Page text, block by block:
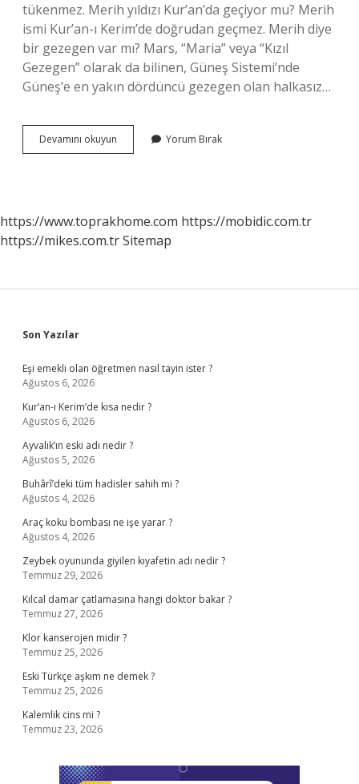
tükenmez. Merih yıldızı Kur’an’da geçiyor mu? Merih
ismi Kur’an-ı Kerim’de doğrudan geçmez. Merih diye
bir gezegen var mı? Mars, “Maria” veya “Kızıl
Gezegen” olarak da bilinen, Güneş Sistemi’nde
Güneş’e en yakın dördüncü gezegen olan halkasız…
Devamını okuyun
Yıldızı
Yorum Bırak
https://www.toprakhome.com https://mobidic.com.tr
https://mikes.com.trSitemap
Sidebar
Son Yazılar
Eşi emekli olan öğretmen nasıl tayin ister ?
Ağustos 6, 2026
Kur’an-ı Kerim’de kısa nedir ?
Ağustos 6, 2026
Ayvalık’ın eski adı nedir ?
Ağustos 5, 2026
Buhârî’deki tüm hadisler sahih mi ?
Ağustos 4, 2026
Araç koku bombası ne işe yarar ?
Ağustos 4, 2026
Zeybek oyununda giyilen kıyafetin adı nedir ?
Temmuz 29, 2026
Kılcal damar çatlamasına hangi doktor bakar ?
Temmuz 27, 2026
Klor kanserojen midir ?
Temmuz 25, 2026
Eski Türkçe aşkım ne demek ?
Temmuz 25, 2026
Kalemlik cins mi ?
Temmuz 23, 2026